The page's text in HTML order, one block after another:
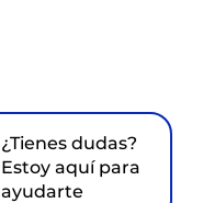
¿Tienes dudas?
Estoy aquí para
ayudarte